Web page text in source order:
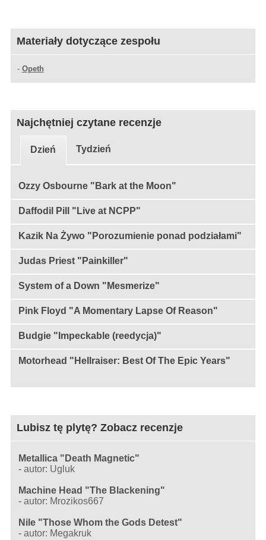
Materiały dotyczące zespołu
- Opeth
Najchętniej czytane recenzje
Dzień Tydzień
Ozzy Osbourne "Bark at the Moon"
Daffodil Pill "Live at NCPP"
Kazik Na Żywo "Porozumienie ponad podziałami"
Judas Priest "Painkiller"
System of a Down "Mesmerize"
Pink Floyd "A Momentary Lapse Of Reason"
Budgie "Impeckable (reedycja)"
Motorhead "Hellraiser: Best Of The Epic Years"
Lubisz tę plytę? Zobacz recenzje
Metallica "Death Magnetic"
-autor: Ugluk
Machine Head "The Blackening"
-autor: Mrozikos667
Nile "Those Whom the Gods Detest"
-autor: Megakruk